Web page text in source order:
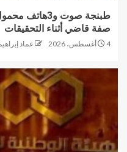
طبنجة صوت
صفة قاضي أثناء التحقيقات
4 أغسطس، 2026 عماد